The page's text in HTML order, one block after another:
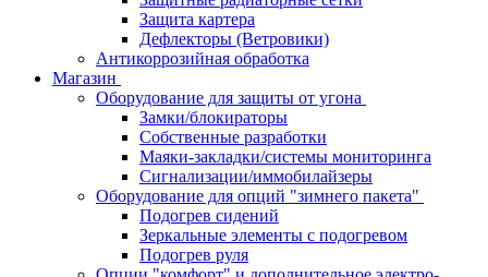
Защита картера
Дефлекторы (Ветровики)
Антикоррозийная обработка
Магазин
Оборудование для защиты от угона
Замки/блокираторы
Собственные разработки
Маяки-закладки/системы мониторинга
Сигнализации/иммобилайзеры
Оборудование для опций "зимнего пакета"
Подогрев сидений
Зеркальные элементы с подогревом
Подогрев руля